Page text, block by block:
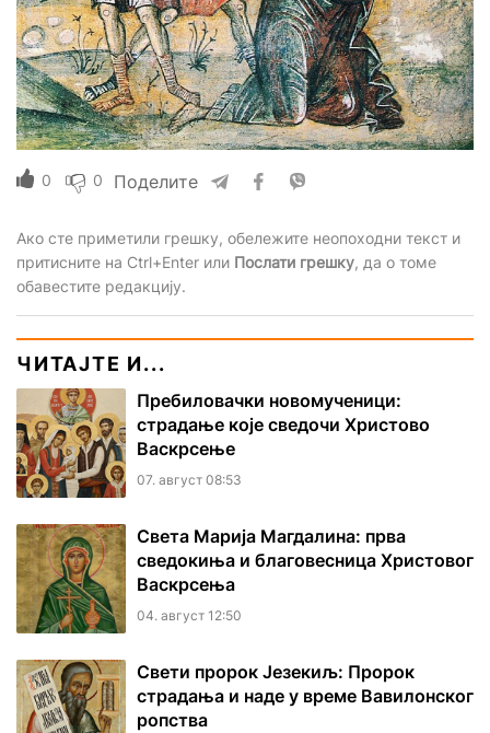
0 0 Поделите
Ако сте приметили грешку, обележите неопоходни текст и
притисните на Ctrl+Enter или Послати грешку, да о томе
обавестите редакцију.
ЧИТАЈТЕ И...
Пребиловачки новомученици:
страдање које сведочи Христово
Васкрсење
07. август 08:53
Света Марија Магдалина: прва
сведокиња и благовесница Христовог
Васкрсења
04. август 12:50
Свети пророк Језекиљ: Пророк
страдања и наде у време Вавилонског
ропства